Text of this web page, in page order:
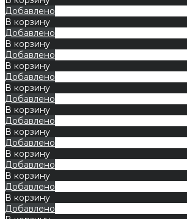
Добавлено
В корзину
Добавлено
В корзину
Добавлено
В корзину
Добавлено
В корзину
Добавлено
В корзину
Добавлено
В корзину
Добавлено
В корзину
Добавлено
В корзину
Добавлено
В корзину
Добавлено